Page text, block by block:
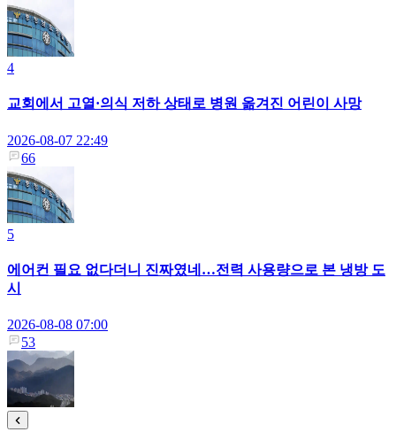
4
교회에서 고열·의식 저하 상태로 병원 옮겨진 어린이 사망
2026-08-07 22:49
66
5
에어컨 필요 없다더니 진짜였네…전력 사용량으로 본 냉방 도
시
2026-08-08 07:00
53